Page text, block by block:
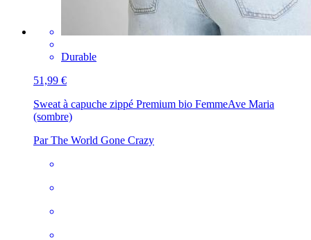
Durable
51,99 €
Sweat à capuche zippé Premium bio FemmeAve Maria
(sombre)
Par The World Gone Crazy